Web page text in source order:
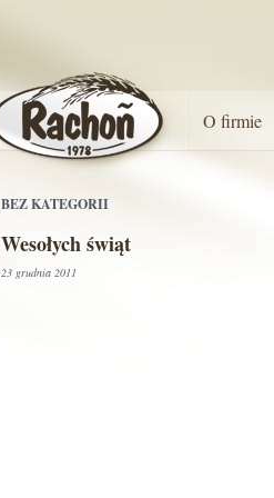
O firmie
BEZ KATEGORII
Wesołych świąt
23 grudnia 2011